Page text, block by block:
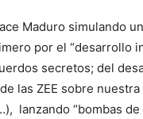
Maduro simulando
por el “desarrollo
secretos; del
las ZEE sobre
lanzando “bombas